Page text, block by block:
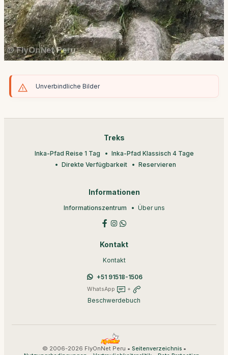
Unverbindliche Bilder
Treks
Inka-Pfad Reise 1 Tag
Inka-Pfad Klassisch 4 Tage
Direkte Verfügbarkeit
Reservieren
Informationen
Informationszentrum Über uns
Kontakt
Kontakt
+51 91518-1506
WhatsApp +
Beschwerdebuch
© 2006-2026 FlyOnNet Peru • Seitenverzeichnis•